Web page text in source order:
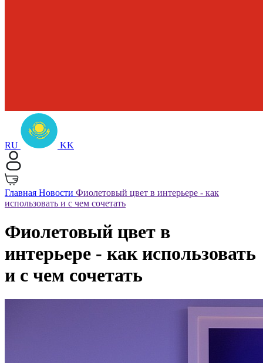
RU KK
Главная Новости Фиолетовый цвет в интерьере - как
использовать и с чем сочетать
Фиолетовый цвет в
интерьере - как использовать
и с чем сочетать